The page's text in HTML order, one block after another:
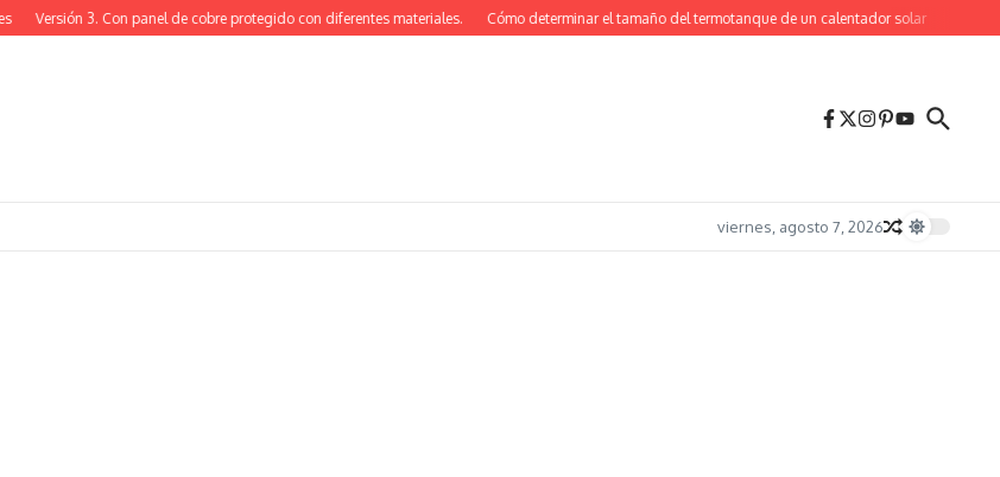
Versión 3. Con panel de cobre protegido con diferentes materiales. Cómo determinar el tamaño del termotanque de un calentador solar
viernes, agosto 7, 2026